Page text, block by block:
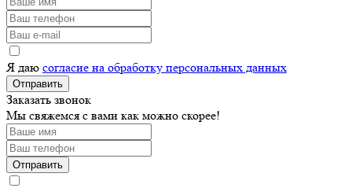
Я даю согласие на обработку персональных данных
Отправить
Заказать звонок
Мы свяжемся с вами как можно скорее!
Отправить